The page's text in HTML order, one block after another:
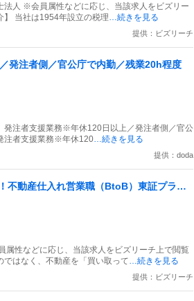
法人 ※会員属性などに応じ、当該求人をビズリー
】 当社は1954年設立の税理…続きを見る
提供：ビズリーチ
発注者側／官公庁で内勤／残業20h程度
発注者支援業務※年休120日以上／発注者側／官公
注者支援業務※年休120…続きを見る
提供：doda
不動産仕入れ営業職（BtoB）東証プライ
属性などに応じ、当該求人をビズリーチ上で閲覧
はなく、不動産を「買い取って…続きを見る
提供：ビズリーチ